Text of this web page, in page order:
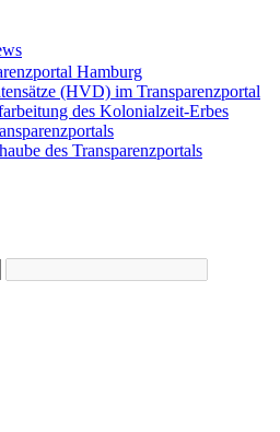
Hamburg
(HVD) im Transparenzportal
des Kolonialzeit-Erbes
des Transparenzportals